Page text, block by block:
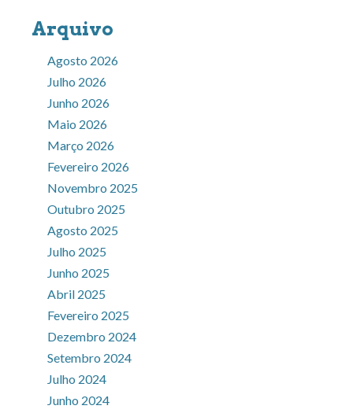
Arquivo
Agosto 2026
Julho 2026
Junho 2026
Maio 2026
Março 2026
Fevereiro 2026
Novembro 2025
Outubro 2025
Agosto 2025
Julho 2025
Junho 2025
Abril 2025
Fevereiro 2025
Dezembro 2024
Setembro 2024
Julho 2024
Junho 2024